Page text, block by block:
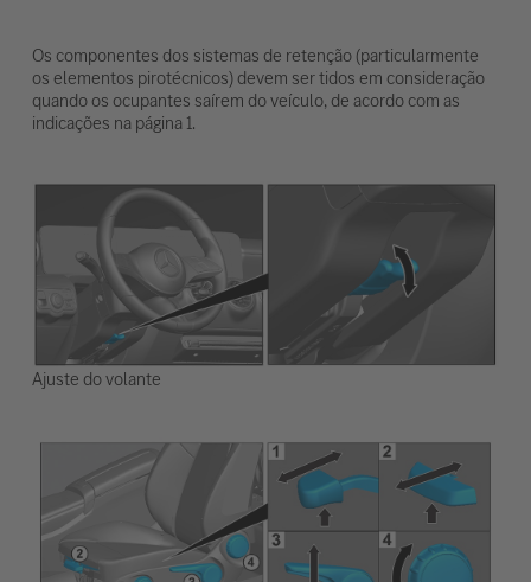
Os componentes dos sistemas de retenção (particularmente
os elementos pirotécnicos) devem ser tidos em consideração
quando os ocupantes saírem do veículo, de acordo com as
indicações na página 1.
Ajuste do volante